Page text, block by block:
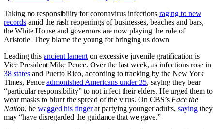
Taking no responsibility for coronavirus infections raging to new
records amid the rash reopenings of businesses, beaches and bars,
the White House and governors are now playing the role of
Aristotle: They blame the young for bringing us down.
Leading this ancient lament on excessive juvenile gratification is
Vice President Mike Pence. Over the last week, as infections rose in
38 states and Puerto Rico, according to tracking by the New York
Times, Pence admonished Americans under 35, saying they bear
“particular responsibility” to not infect their elders. He urged them to
wear masks to blunt the spread of the virus. On CBS’s Face the
Nation, he wagged his fingerat partying younger adults, saying they
may “have disregarded the guidance that we gave.”